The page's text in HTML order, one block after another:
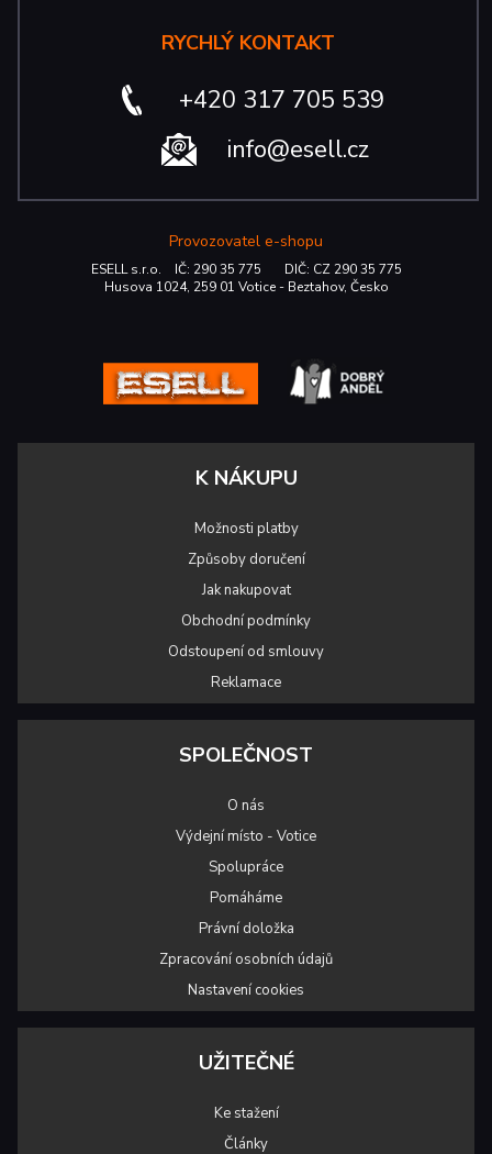
RYCHLÝ KONTAKT
+420 317 705 539
info@esell.cz
Provozovatel e-shopu
ESELL s.r.o. IČ: 290 35 775 DIČ: CZ 290 35 775
Husova 1024, 259 01 Votice - Beztahov, Česko
K NÁKUPU
Možnosti platby
Způsoby doručení
Jak nakupovat
Obchodní podmínky
Odstoupení od smlouvy
Reklamace
SPOLEČNOST
O nás
Výdejní místo - Votice
Spolupráce
Pomáháme
Právní doložka
Zpracování osobních údajů
Nastavení cookies
UŽITEČNÉ
Ke stažení
Články